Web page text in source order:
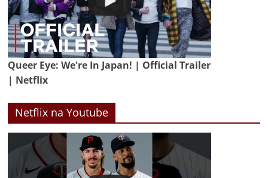
Queer Eye: We're In Japan! | Official Trailer
| Netflix
Netflix na Youtube